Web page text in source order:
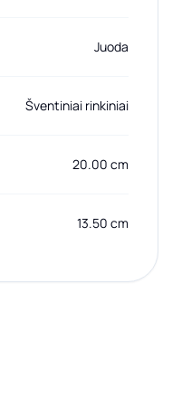
Juoda
Šventiniai rinkiniai
20.00 cm
13.50 cm